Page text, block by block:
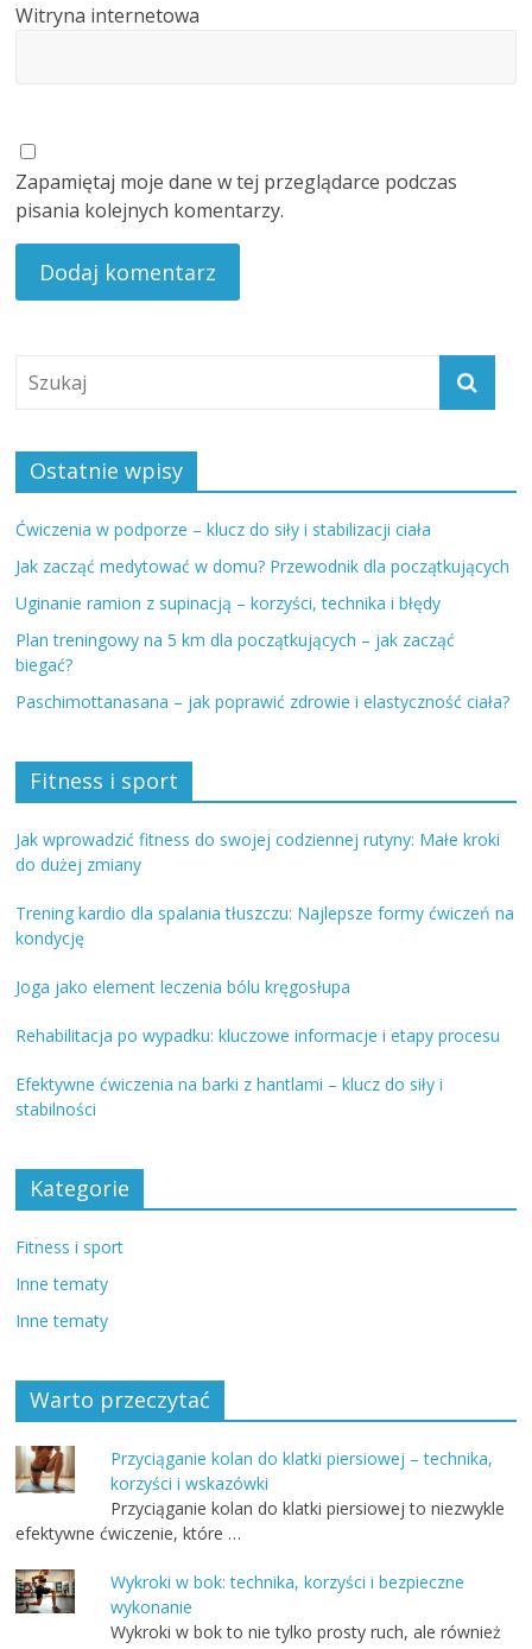
Witryna internetowa
Zapamiętaj moje dane w tej przeglądarce podczas
pisania kolejnych komentarzy.
Ostatnie wpisy
Ćwiczenia w podporze – klucz do siły i stabilizacji ciała
Jak zacząć medytować w domu? Przewodnik dla początkujących
Uginanie ramion z supinacją – korzyści, technika i błędy
Plan treningowy na 5 km dla początkujących – jak zacząć
biegać?
Paschimottanasana – jak poprawić zdrowie i elastyczność ciała?
Fitness i sport
Jak wprowadzić fitness do swojej codziennej rutyny: Małe kroki
do dużej zmiany
Trening kardio dla spalania tłuszczu: Najlepsze formy ćwiczeń na
kondycję
Joga jako element leczenia bólu kręgosłupa
Rehabilitacja po wypadku: kluczowe informacje i etapy procesu
Efektywne ćwiczenia na barki z hantlami – klucz do siły i
stabilności
Kategorie
Fitness i sport
Inne tematy
Inne tematy
Warto przeczytać
Przyciąganie kolan do klatki piersiowej – technika,
korzyści i wskazówki
Przyciąganie kolan do klatki piersiowej to niezwykle
efektywne ćwiczenie, które …
Wykroki w bok: technika, korzyści i bezpieczne
wykonanie
Wykroki w bok to nie tylko prosty ruch, ale również